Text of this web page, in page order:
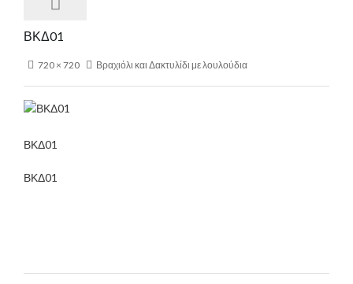
ΒΚΔ01
720 × 720 Βραχιόλι και Δακτυλίδι με λουλούδια
ΒΚΔ01
ΒΚΔ01